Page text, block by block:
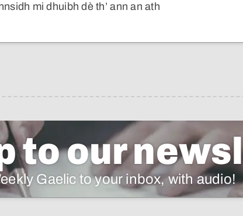
mi dhuibh dè th’ ann an ath
to our
Gaelic to your inbox, with audio!